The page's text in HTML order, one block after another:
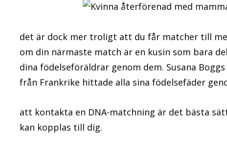
det är dock mer troligt att du får matcher till
om din närmaste match är en kusin som bara
dina födelseföräldrar genom dem. Susana
från Frankrike hittade alla sina födelsefäder
att kontakta en DNA-matchning är det bästa
kan kopplas till dig.